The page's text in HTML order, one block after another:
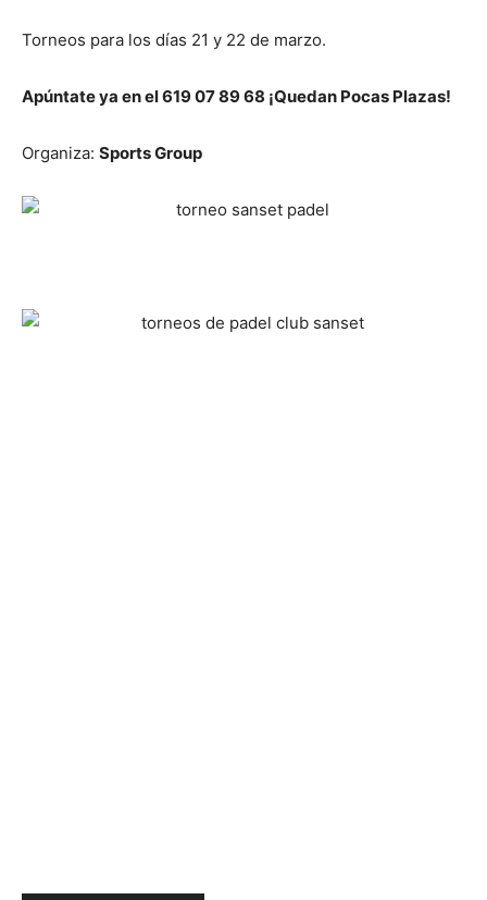
Torneos para los días 21 y 22 de marzo.
Apúntate ya en el 619 07 89 68 ¡Quedan Pocas Plazas!
Organiza: Sports Group